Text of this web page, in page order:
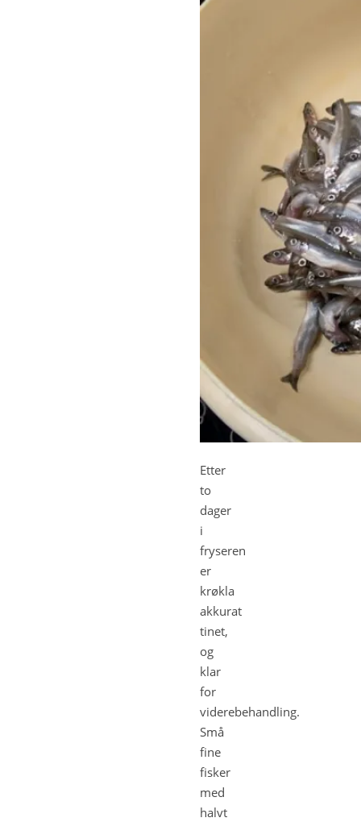
Etter
to
dager
i
fryseren
er
krøkla
akkurat
tinet,
og
klar
for
viderebehandling.
Små
fine
fisker
med
halvt